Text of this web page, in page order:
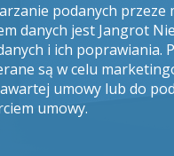
podanych przeze
danych jest Jangrot
i ich poprawiania.
są w celu
umowy lub do
umowy.